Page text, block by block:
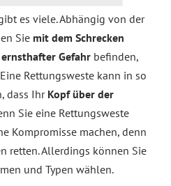
es viele. Abhängig von der
Sie mit dem Schrecken
Gefahr befinden,
Rettungsweste kann in so
dass Ihr Kopf über der
Sie eine Rettungsweste
Kompromisse machen, denn
retten. Allerdings können Sie
und Typen wählen.